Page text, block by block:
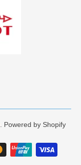
. Powered by Shopify